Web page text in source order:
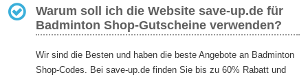
Warum soll ich die Website save-up.de für
Badminton Shop-Gutscheine verwenden?
Wir sind die Besten und haben die beste Angebote an Badminton
Shop-Codes. Bei save-up.de finden Sie bis zu 60% Rabatt und